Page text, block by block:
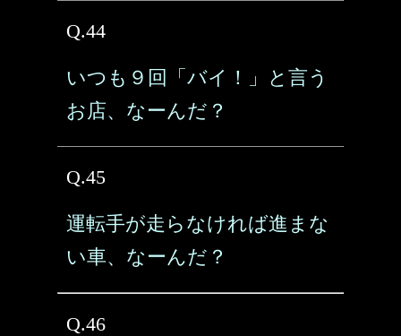
Q.44
いつも９回「バイ！」と言う
お店、なーんだ？
Q.45
運転手が走らなければ進まな
い車、なーんだ？
Q.46